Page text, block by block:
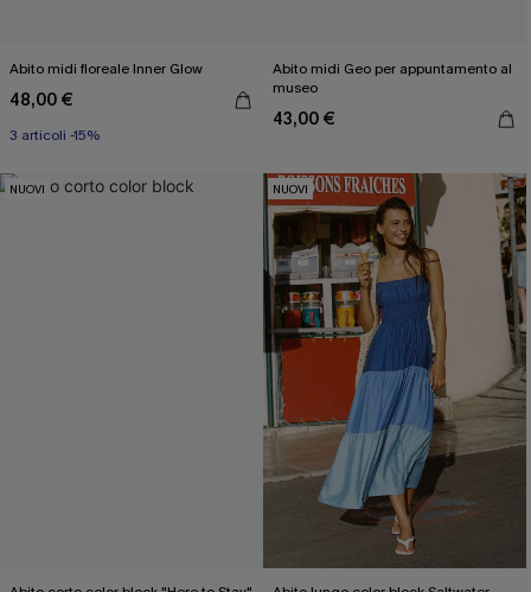
Abito midi floreale Inner Glow
48,00 €
3 articoli -15%
Abito midi Geo per appuntamento al
museo
43,00 €
NUOVI NUOVI